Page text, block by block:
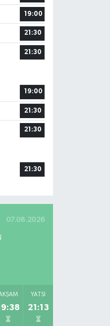
19:00
21:30
21:30
19:00
21:30
21:30
21:30
07.08.2026
YATSI
21:13